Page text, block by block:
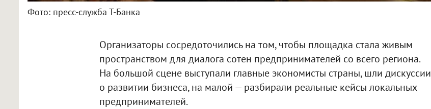
Фото: пресс-служба Т-Банка
Организаторы сосредоточились на том, чтобы площадка стала живым
пространством для диалога сотен предпринимателей со всего региона.
На большой сцене выступали главные экономисты страны, шли дискуссии
о развитии бизнеса, на малой — разбирали реальные кейсы локальных
предпринимателей.